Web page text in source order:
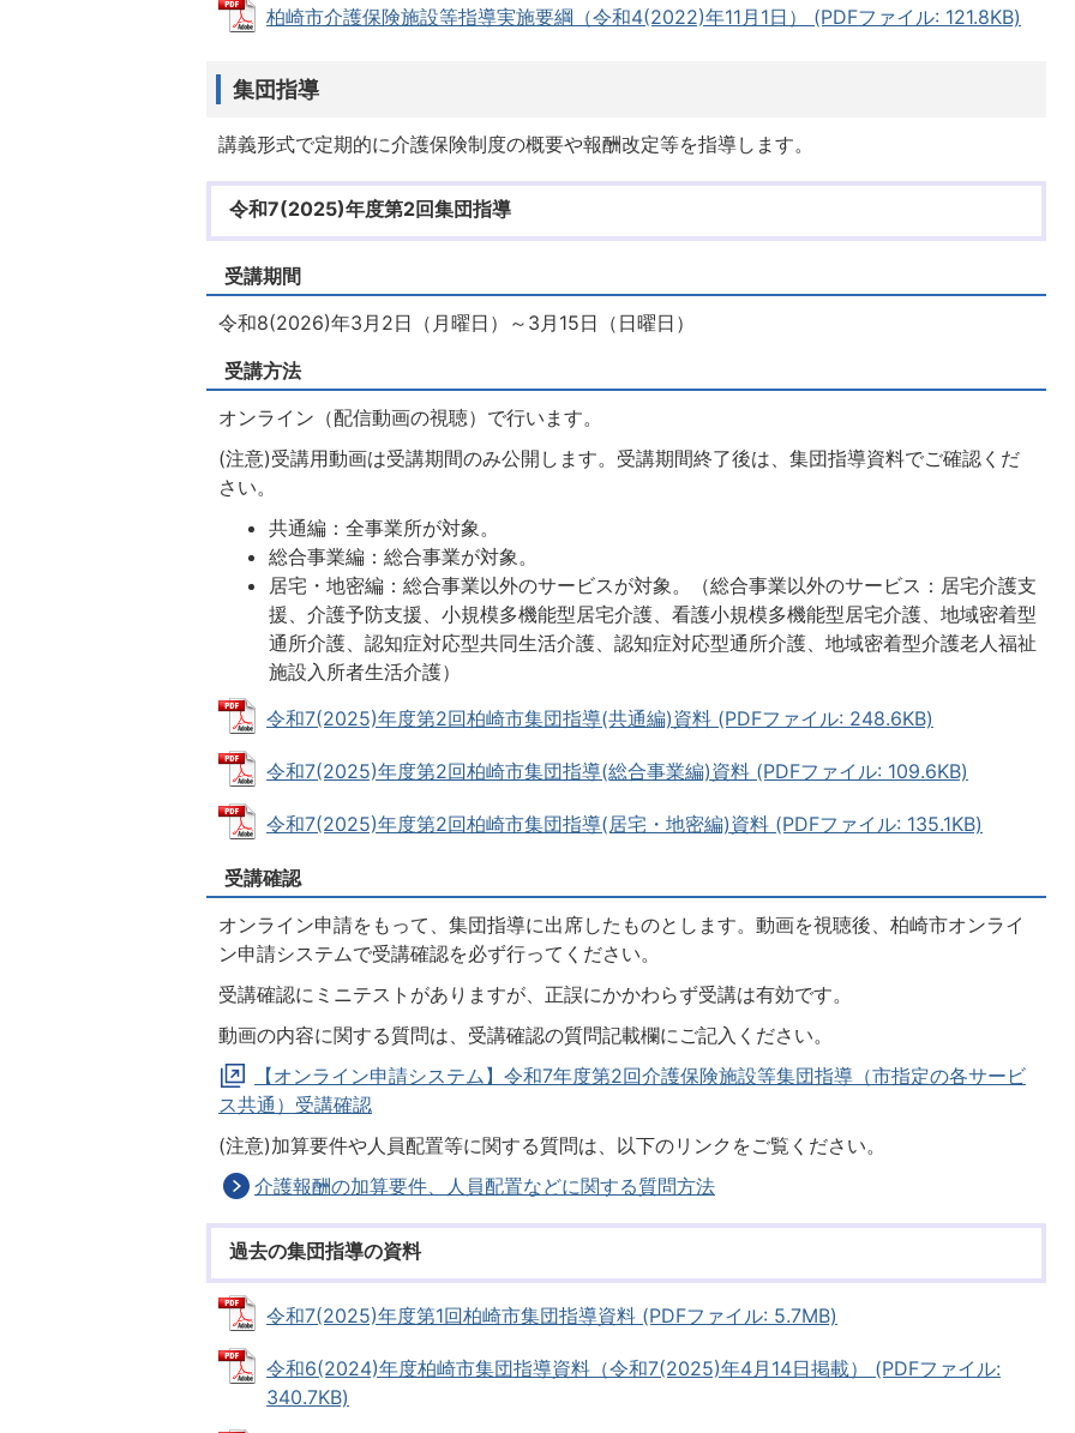
柏崎市介護保険施設等指導実施要綱（令和4(2022)年11月1日） (PDFファイル: 121.8KB)
集団指導
講義形式で定期的に介護保険制度の概要や報酬改定等を指導します。
令和7(2025)年度第2回集団指導
受講期間
令和8(2026)年3月2日（月曜日）～3月15日（日曜日）
受講方法
オンライン（配信動画の視聴）で行います。
(注意)受講用動画は受講期間のみ公開します。受講期間終了後は、集団指導資料でご確認くだ
さい。
共通編：全事業所が対象。
総合事業編：総合事業が対象。
居宅・地密編：総合事業以外のサービスが対象。（総合事業以外のサービス：居宅介護支
援、介護予防支援、小規模多機能型居宅介護、看護小規模多機能型居宅介護、地域密着型
通所介護、認知症対応型共同生活介護、認知症対応型通所介護、地域密着型介護老人福祉
施設入所者生活介護）
令和7(2025)年度第2回柏崎市集団指導(共通編)資料 (PDFファイル: 248.6KB)
令和7(2025)年度第2回柏崎市集団指導(総合事業編)資料 (PDFファイル: 109.6KB)
令和7(2025)年度第2回柏崎市集団指導(居宅・地密編)資料 (PDFファイル: 135.1KB)
受講確認
オンライン申請をもって、集団指導に出席したものとします。動画を視聴後、柏崎市オンライ
ン申請システムで受講確認を必ず行ってください。
受講確認にミニテストがありますが、正誤にかかわらず受講は有効です。
動画の内容に関する質問は、受講確認の質問記載欄にご記入ください。
【オンライン申請システム】令和7年度第2回介護保険施設等集団指導（市指定の各サービ
ス共通）受講確認
(注意)加算要件や人員配置等に関する質問は、以下のリンクをご覧ください。
介護報酬の加算要件、人員配置などに関する質問方法
過去の集団指導の資料
令和7(2025)年度第1回柏崎市集団指導資料 (PDFファイル: 5.7MB)
令和6(2024)年度柏崎市集団指導資料（令和7(2025)年4月14日掲載） (PDFファイル:
340.7KB)